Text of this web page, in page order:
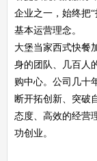
企业之一，始终把
基本运营理念。
大堡当家西式快餐
身的团队、几百人
购中心。公司几十
断开拓创新、突破
态度、高效的经营
功创业。